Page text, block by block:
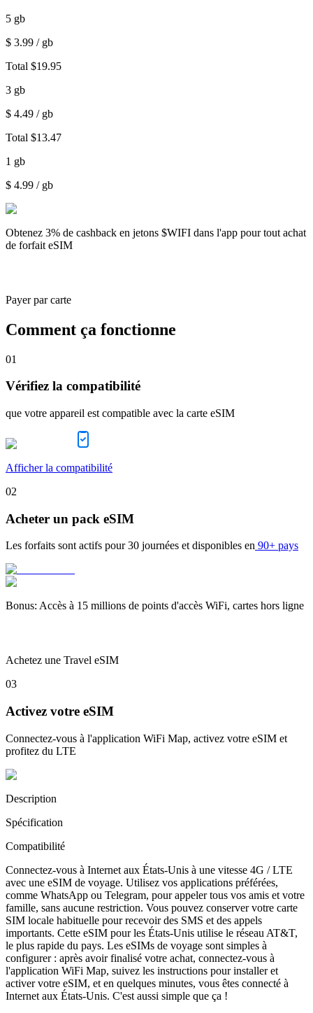
5 gb
$ 3.99 / gb
Total $19.95
3 gb
$ 4.49 / gb
Total $13.47
1 gb
$ 4.99 / gb
Obtenez 3% de cashback en jetons $WIFI dans l'app pour tout achat
de forfait eSIM
Payer par carte
Comment ça fonctionne
01
Vérifiez la compatibilité
que votre appareil est compatible avec la carte eSIM
Afficher la compatibilité
02
Acheter un pack eSIM
Les forfaits sont actifs pour 30 journées et disponibles en 90+ pays
Bonus: Accès à 15 millions de points d'accès WiFi, cartes hors ligne
Achetez une Travel eSIM
03
Activez votre eSIM
Connectez-vous à l'application WiFi Map, activez votre eSIM et
profitez du LTE
Description
Spécification
Compatibilité
Connectez-vous à Internet aux États-Unis à une vitesse 4G / LTE
avec une eSIM de voyage. Utilisez vos applications préférées,
comme WhatsApp ou Telegram, pour appeler tous vos amis et votre
famille, sans aucune restriction. Vous pouvez conserver votre carte
SIM locale habituelle pour recevoir des SMS et des appels
importants. Cette eSIM pour les États-Unis utilise le réseau AT&T,
le plus rapide du pays. Les eSIMs de voyage sont simples à
configurer : après avoir finalisé votre achat, connectez-vous à
l'application WiFi Map, suivez les instructions pour installer et
activer votre eSIM, et en quelques minutes, vous êtes connecté à
Internet aux États-Unis. C'est aussi simple que ça !